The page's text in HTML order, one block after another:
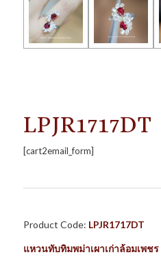
LPJR1717DT
[cart2email_form]
Product Code: LPJR1717DT
แหวนทับทิมพม่าเผาเก่าล้อมเพชร